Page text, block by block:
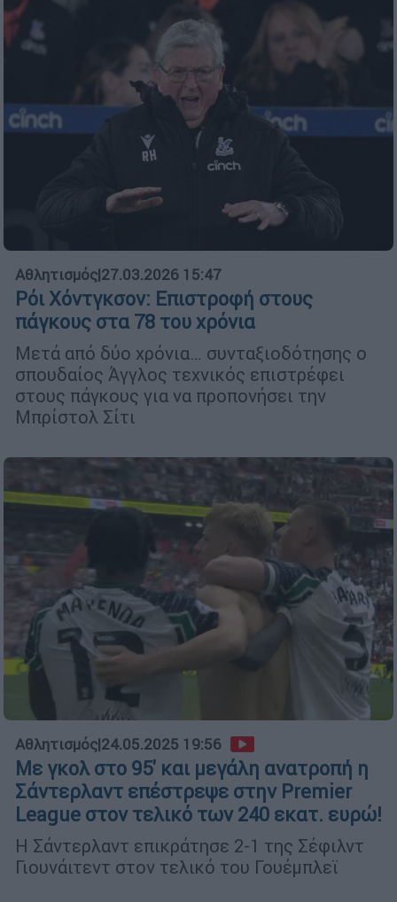
Αθλητισμός|27.03.2026 15:47
Ρόι Χόντγκσον: Επιστροφή στους
πάγκους στα 78 του χρόνια
Μετά από δύο χρόνια… συνταξιοδότησης ο
σπουδαίος Άγγλος τεχνικός επιστρέφει
στους πάγκους για να προπονήσει την
Μπρίστολ Σίτι
Αθλητισμός|24.05.2025 19:56
Με γκολ στο 95' και μεγάλη ανατροπή η
Σάντερλαντ επέστρεψε στην Premier
League στον τελικό των 240 εκατ. ευρώ!
Η Σάντερλαντ επικράτησε 2-1 της Σέφιλντ
Γιουνάιτεντ στον τελικό του Γουέμπλεϊ